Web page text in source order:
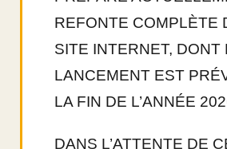
REFONTE COMPLÈTE
SITE INTERNET, DONT
LANCEMENT EST
LA FIN DE L’ANNÉE
DANS L’ATTENTE DE